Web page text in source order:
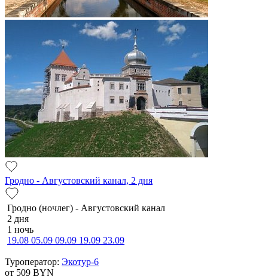
Гродно - Августовский канал, 2 дня
Гродно (ночлег) - Августовский канал
2 дня
1 ночь
19.08 05.09 09.09 19.09 23.09
Туроператор: Экотур-6
от 509 BYN